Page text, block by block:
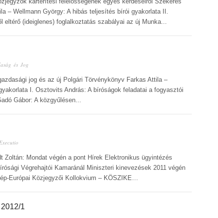
– Wellmann György: A hibás teljesítés bírói gyakorlata II.
eltérő (ideiglenes) foglalkoztatás szabályai az új Munka...
és Jog
jog és az új Polgári Törvénykönyv Farkas Attila –
I. Osztovits András: A bíróságok feladatai a fogyasztói
Gábor: A közgyűlésen...
Zoltán: Mondat végén a pont Hírek Elektronikus ügyintézés
Végrehajtói Kamaránál Miniszteri kinevezések 2011 végén
Európai Közjegyzői Kollokvium – KÖSZIKE…
1